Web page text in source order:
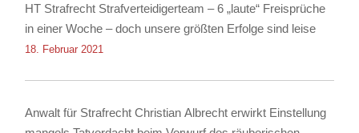
HT Strafrecht Strafverteidigerteam – 6 „laute“ Freisprüche
in einer Woche – doch unsere größten Erfolge sind leise
18. Februar 2021
Anwalt für Strafrecht Christian Albrecht erwirkt Einstellung